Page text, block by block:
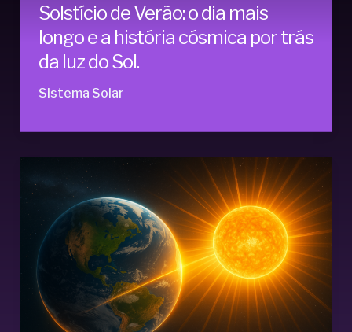
Solstício de Verão: o dia mais
longo e a história cósmica por trás
da luz do Sol.
Sistema Solar